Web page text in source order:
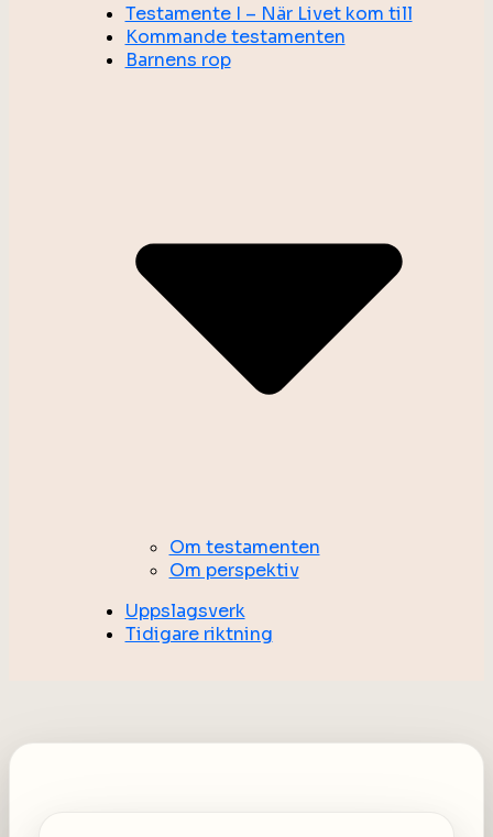
Testamente I – När Livet kom till
Kommande testamenten
Barnens rop
Om testamenten
Om perspektiv
Uppslagsverk
Tidigare riktning